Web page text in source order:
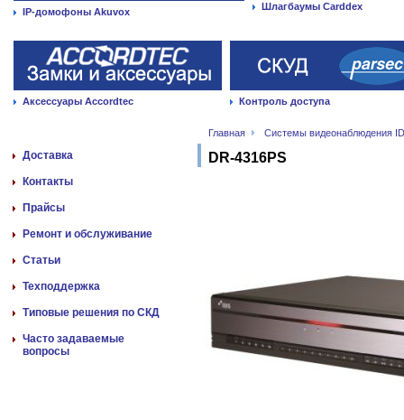
IP-домофоны Akuvox Шлагбаумы Carddex
Аксессуары Accordtec Контроль доступа
Главная Системы видеонаблюдения
Доставка
Контакты
Прайсы
Ремонт и обслуживание
Статьи
Техподдержка
Типовые решения по СКД
Часто задаваемые
вопросы
DR-4316PS